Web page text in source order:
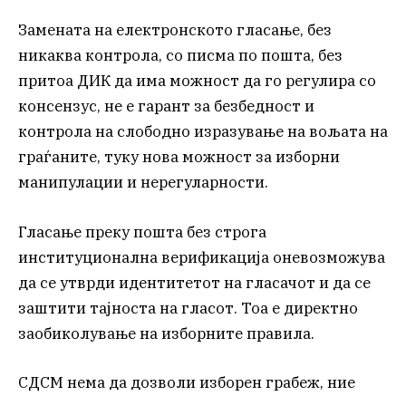
Замената на електронското гласање, без
никаква контрола, со писма по пошта, без
притоа ДИК да има можност да го регулира со
консензус, не е гарант за безбедност и
контрола на слободно изразување на вољата на
граѓаните, туку нова можност за изборни
манипулации и нерегуларности.
Гласање преку пошта без строга
институционална верификација оневозможува
да се утврди идентитетот на гласачот и да се
заштити тајноста на гласот. Тоа е директно
заобиколување на изборните правила.
СДСМ нема да дозволи изборен грабеж, ние